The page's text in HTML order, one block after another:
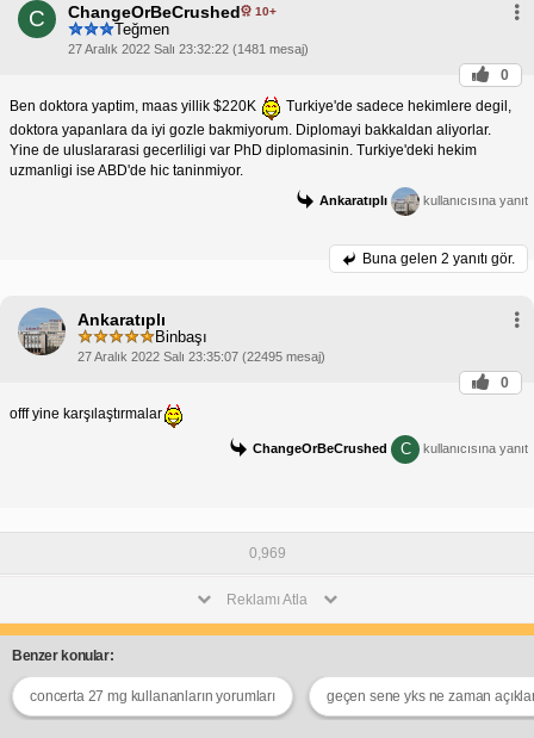
C ChangeOrBeCrushed 10+
Teğmen
27 Aralık 2022 Salı 23:32:22 (1481 mesaj)
0
Ben doktora yaptim, maas yillik $220K
Turkiye'de sadece hekimlere degil,
doktora yapanlara da iyi gozle bakmiyorum. Diplomayi bakkaldan aliyorlar.
Yine de uluslararasi gecerliligi var PhD diplomasinin. Turkiye'deki hekim
uzmanligi ise ABD'de hic taninmiyor.
Ankaratıplı kullanıcısına yanıt
Buna gelen 2 yanıtı gör.
Ankaratıplı
Binbaşı
27 Aralık 2022 Salı 23:35:07 (22495 mesaj)
0
offf yine karşılaştırmalar
ChangeOrBeCrushed C kullanıcısına yanıt
0,969
Reklamı Atla
Benzer konular:
concerta 27 mg kullananların yorumları geçen sene yks ne zaman